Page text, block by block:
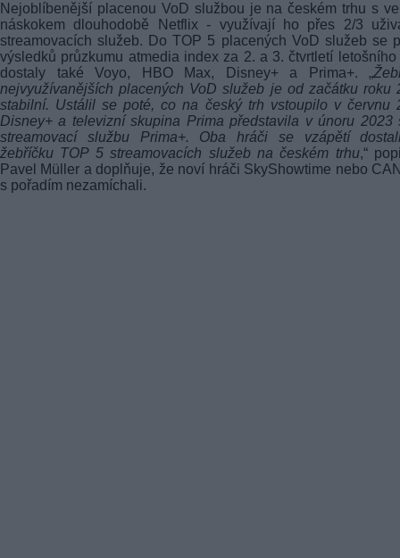
Nejoblíbenější placenou VoD službou je na českém trhu s
náskokem dlouhodobě Netflix - využívají ho přes 2/3
streamovacích služeb. Do TOP 5 placených VoD služeb se
výsledků průzkumu atmedia index za 2. a 3. čtvrtletí letošního
dostaly také Voyo, HBO Max, Disney+ a Prima+. „
nejvyužívanějších placených VoD služeb je od začátku roku
stabilní. Ustálil se poté, co na český trh vstoupilo v červnu
Disney+ a televizní skupina Prima představila v únoru 2023
streamovací službu Prima+. Oba hráči se vzápětí
žebříčku TOP 5 streamovacích služeb na českém trhu,“
Pavel Müller a doplňuje, že noví hráči SkyShowtime nebo
s pořadím nezamíchali.